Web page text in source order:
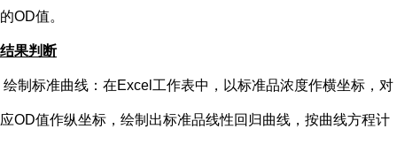
的OD值。
结果判断
绘制标准曲线：在Excel工作表中，以标准品浓度作横坐标，对
应OD值作纵坐标，绘制出标准品线性回归曲线，按曲线方程计